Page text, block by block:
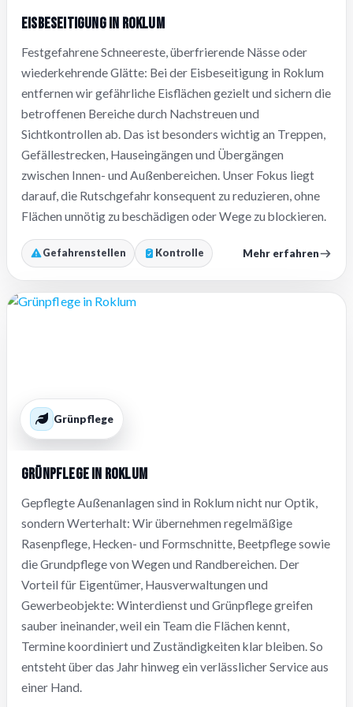
Eisbeseitigung in Roklum
Festgefahrene Schneereste, überfrierende Nässe oder
wiederkehrende Glätte: Bei der Eisbeseitigung in Roklum
entfernen wir gefährliche Eisflächen gezielt und sichern die
betroffenen Bereiche durch Nachstreuen und
Sichtkontrollen ab. Das ist besonders wichtig an Treppen,
Gefällestrecken, Hauseingängen und Übergängen
zwischen Innen- und Außenbereichen. Unser Fokus liegt
darauf, die Rutschgefahr konsequent zu reduzieren, ohne
Flächen unnötig zu beschädigen oder Wege zu blockieren.
Gefahrenstellen Kontrolle Mehr erfahren
Grünpflege
Grünpflege in Roklum
Gepflegte Außenanlagen sind in Roklum nicht nur Optik,
sondern Werterhalt: Wir übernehmen regelmäßige
Rasenpflege, Hecken- und Formschnitte, Beetpflege sowie
die Grundpflege von Wegen und Randbereichen. Der
Vorteil für Eigentümer, Hausverwaltungen und
Gewerbeobjekte: Winterdienst und Grünpflege greifen
sauber ineinander, weil ein Team die Flächen kennt,
Termine koordiniert und Zuständigkeiten klar bleiben. So
entsteht über das Jahr hinweg ein verlässlicher Service aus
einer Hand.